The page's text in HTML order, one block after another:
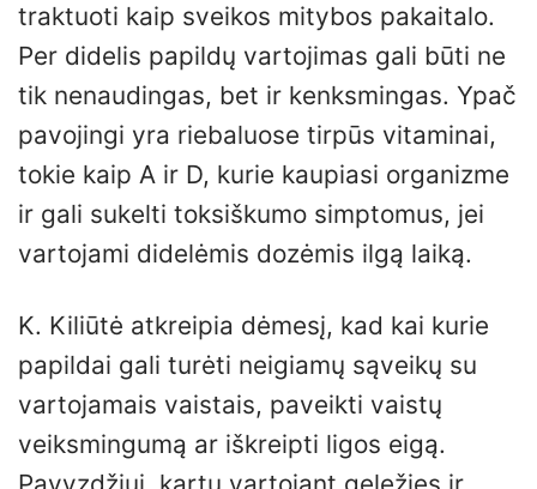
traktuoti kaip sveikos mitybos pakaitalo.
Per didelis papildų vartojimas gali būti ne
tik nenaudingas, bet ir kenksmingas. Ypač
pavojingi yra riebaluose tirpūs vitaminai,
tokie kaip A ir D, kurie kaupiasi organizme
ir gali sukelti toksiškumo simptomus, jei
vartojami didelėmis dozėmis ilgą laiką.
K. Kiliūtė atkreipia dėmesį, kad kai kurie
papildai gali turėti neigiamų sąveikų su
vartojamais vaistais, paveikti vaistų
veiksmingumą ar iškreipti ligos eigą.